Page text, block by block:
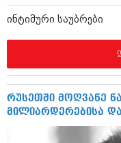
დაიჯესტი
ისტორია
სხვადასხვა
ისტორია
ოქტომბერი 2020
ინტიმური საუბრები
რუსეთში მოღვაწე
მილიარდერებისა